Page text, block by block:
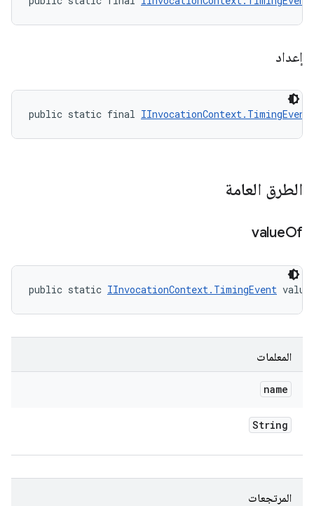
إعداد
public static final IInvocationContext.TimingEvent
الطرق العامة
valueOf
public static IInvocationContext.TimingEvent
المعلمات
name
String
المرتجعات